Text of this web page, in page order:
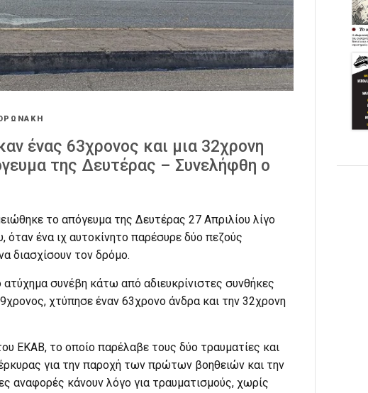
ένας 63χρονος και μια 32χρονη
της Δευτέρας – Συνελήφθη ο
το απόγευμα της Δευτέρας 27 Απριλίου λίγο
όταν ένα ιχ αυτοκίνητο παρέσυρε δύο πεζούς
διασχίσουν τον δρόμο.
συνέβη κάτω από αδιευκρίνιστες συνθήκες
χτύπησε έναν 63χρονο άνδρα και την 32χρονη
ΕΚΑΒ, το οποίο παρέλαβε τους δύο τραυματίες και
για την παροχή των πρώτων βοηθειών και την
αναφορές κάνουν λόγο για τραυματισμούς, χωρίς